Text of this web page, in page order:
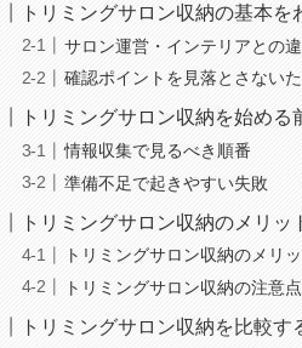
トリミングサロン収納の基本を
サロン運営・インテリアとの
確認ポイントを見落とさない
トリミングサロン収納を始める
情報収集で見るべき順番
準備不足で起きやすい失敗
トリミングサロン収納のメリッ
トリミングサロン収納のメリ
トリミングサロン収納の注意点
トリミングサロン収納を比較す